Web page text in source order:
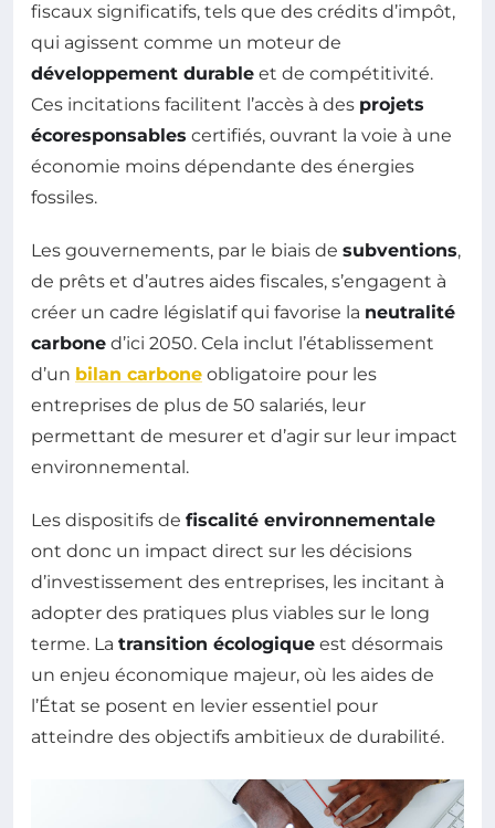
fiscaux significatifs, tels que des crédits d’impôt,
qui agissent comme un moteur de
développement durable et de compétitivité.
Ces incitations facilitent l’accès à des projets
écoresponsables certifiés, ouvrant la voie à une
économie moins dépendante des énergies
fossiles.
Les gouvernements, par le biais de subventions,
de prêts et d’autres aides fiscales, s’engagent à
créer un cadre législatif qui favorise la neutralité
carbone d’ici 2050. Cela inclut l’établissement
d’un bilan carbone obligatoire pour les
entreprises de plus de 50 salariés, leur
permettant de mesurer et d’agir sur leur impact
environnemental.
Les dispositifs de fiscalité environnementale
ont donc un impact direct sur les décisions
d’investissement des entreprises, les incitant à
adopter des pratiques plus viables sur le long
terme. La transition écologique est désormais
un enjeu économique majeur, où les aides de
l’État se posent en levier essentiel pour
atteindre des objectifs ambitieux de durabilité.